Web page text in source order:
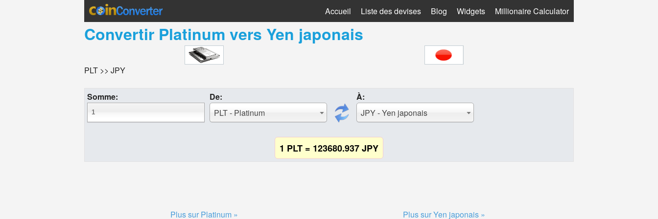
Accueil Liste des devises Blog Widgets Millionaire Calculator
Convertir Platinum vers Yen japonais
PLT >> JPY
Somme:
De:
PLT - Platinum
À:
JPY - Yen japonais
1 PLT = 123680.937 JPY
Plus sur Platinum » Plus sur Yen japonais »